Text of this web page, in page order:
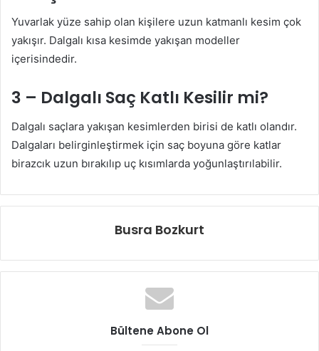
Yuvarlak yüze sahip olan kişilere uzun katmanlı kesim çok
yakışır. Dalgalı kısa kesimde yakışan modeller
içerisindedir.
3 – Dalgalı Saç Katlı Kesilir mi?
Dalgalı saçlara yakışan kesimlerden birisi de katlı olandır.
Dalgaları belirginleştirmek için saç boyuna göre katlar
birazcık uzun bırakılıp uç kısımlarda yoğunlaştırılabilir.
Busra Bozkurt
Bültene Abone Ol